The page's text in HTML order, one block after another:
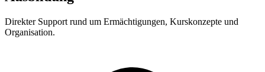
Direkter Support rund um Ermächtigungen, Kurskonzepte und
Organisation.